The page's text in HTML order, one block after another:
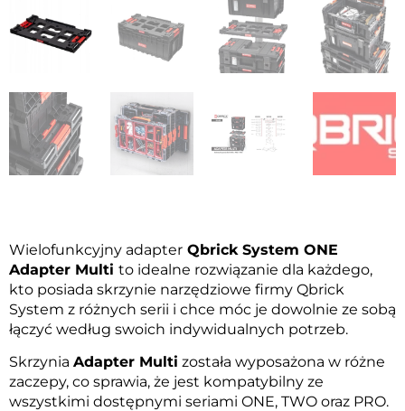
Wielofunkcyjny adapter Qbrick System ONE
Adapter Multi to idealne rozwiązanie dla każdego,
kto posiada skrzynie narzędziowe firmy Qbrick
System z różnych serii i chce móc je dowolnie ze sobą
łączyć według swoich indywidualnych potrzeb.
Skrzynia Adapter Multi została wyposażona w różne
zaczepy, co sprawia, że jest kompatybilny ze
wszystkimi dostępnymi seriami ONE, TWO oraz PRO.